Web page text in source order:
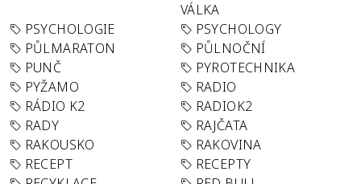
VÁLKA
PSYCHOLOGIE
PSYCHOLOGY
PŮLMARATON
PŮLNOČNÍ
PUNČ
PYROTECHNIKA
PYŽAMO
RADIO
RÁDIO K2
RADIOK2
RADY
RAJČATA
RAKOUSKO
RAKOVINA
RECEPT
RECEPTY